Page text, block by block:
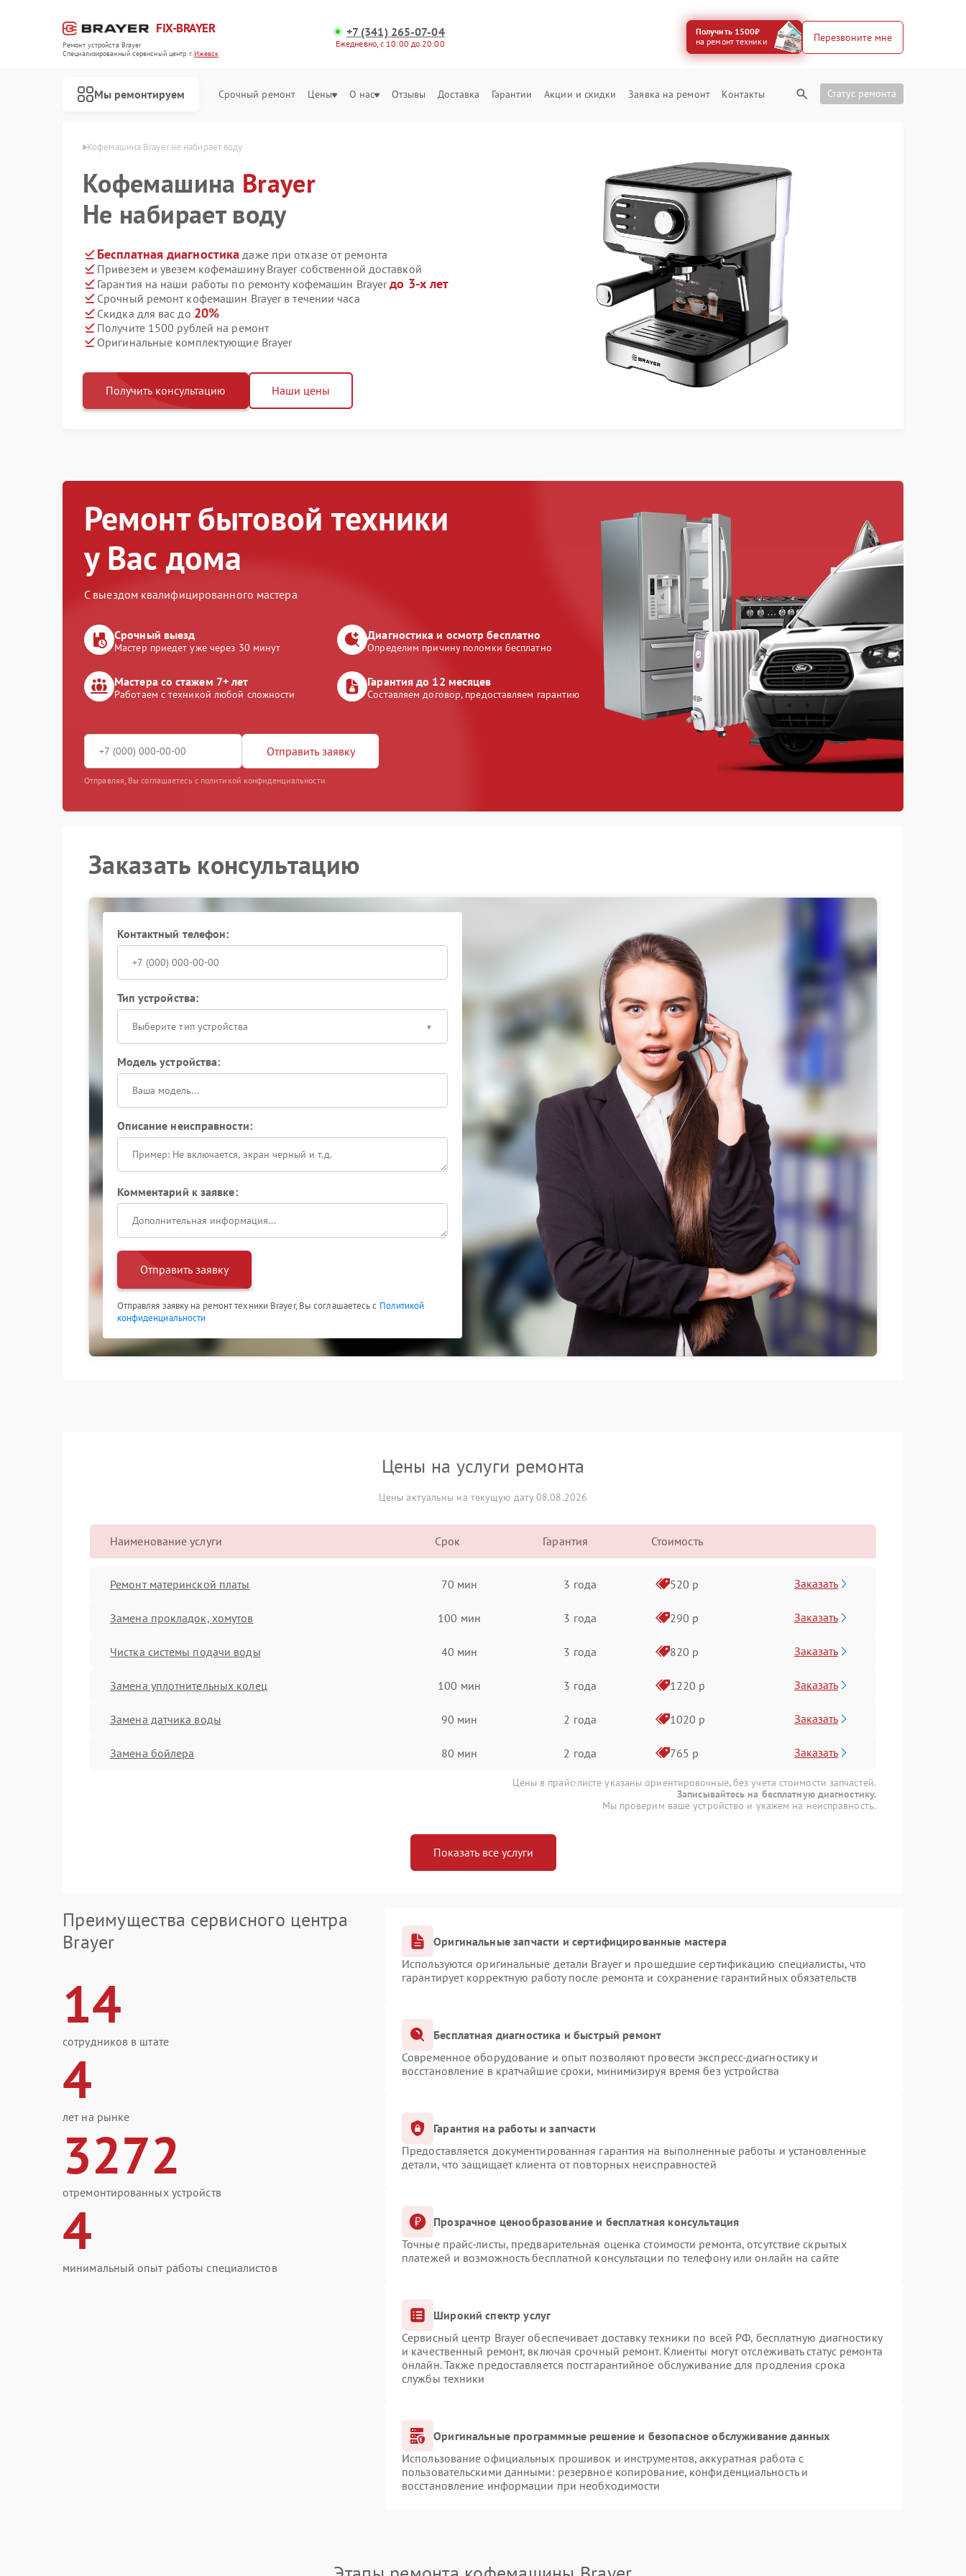
FIX-BRAYER
Ремонт устройств Brayer
Специализированный cервисный центр г.Ижевск
+7 (341) 265-07-04
Ежедневно, с 10:00 до 20:00
Получить 1500₽
на ремонт техники
Перезвоните мне
Мы ремонтируем Срочный ремонт Цены О нас Отзывы Доставка Гарантии Акции и скидки Заявка на ремонт Контакты Статус ремонта
Brayer в Ижевске Кофемашина Brayer не набирает воду
Кофемашина Brayer
Не набирает воду
Бесплатная диагностика даже при отказе от ремонта
Привезем и увезем кофемашину Brayer собственной доставкой
Гарантия на наши работы по ремонту кофемашин Brayerдо 3-х лет
Срочный ремонт кофемашин Brayer в течении часа
Скидка для вас до 20%
Получите 1500 рублей на ремонт
Оригинальные комплектующие Brayer
Получить консультацию Наши цены
Ремонт бытовой техники
у Вас дома
С выездом квалифицированного мастера
Срочный выезд
Мастер приедет уже через 30 минут
Диагностика и осмотр бесплатно
Определим причину поломки бесплатно
Мастера со стажем 7+ лет
Работаем с техникой любой сложности
Гарантия до 12 месяцев
Составляем договор, предоставляем гарантию
Отправить заявку
Отправляя, Вы соглашаетесь с политикой конфиденциальности
Заказать консультацию
Контактный телефон:
Тип устройства:
Выберите тип устройства
Модель устройства:
Описание неисправности:
Комментарий к заявке:
Отправить заявку
Отправляя заявку на ремонт техники Brayer, Вы соглашаетесь с Политикой
конфиденциальности
Цены на услуги ремонта
Цены актуальны на текущую дату 08.08.2026
Наименование услуги Срок Гарантия Стоимость
Ремонт материнской платы 70 мин 3 года 520 р Заказать
Замена прокладок, хомутов 100 мин 3 года 290 р Заказать
Чистка системы подачи воды 40 мин 3 года 820 р Заказать
Замена уплотнительных колец 100 мин 3 года 1220 р Заказать
Замена датчика воды 90 мин 2 года 1020 р Заказать
Замена бойлера 80 мин 2 года 765 р Заказать
Цены в прайс-листе указаны ориентировочные, без учета стоимости запчастей.
Записывайтесь на бесплатную диагностику.
Мы проверим ваше устройство и укажем на неисправность.
Показать все услуги
Преимущества сервисного центра
Brayer
14
сотрудников в штате
4
лет на рынке
3272
отремонтированных устройств
4
минимальный опыт работы специалистов
Оригинальные запчасти и сертифицированные мастера
Используются оригинальные детали Brayer и прошедшие сертификацию специалисты, что
гарантирует корректную работу после ремонта и сохранение гарантийных обязательств
Бесплатная диагностика и быстрый ремонт
Современное оборудование и опыт позволяют провести экспресс-диагностику и
восстановление в кратчайшие сроки, минимизируя время без устройства
Гарантия на работы и запчасти
Предоставляется документированная гарантия на выполненные работы и установленные
детали, что защищает клиента от повторных неисправностей
Прозрачное ценообразование и бесплатная консультация
Точные прайс-листы, предварительная оценка стоимости ремонта, отсутствие скрытых
платежей и возможность бесплатной консультации по телефону или онлайн на сайте
Широкий спектр услуг
Сервисный центр Brayer обеспечивает доставку техники по всей РФ, бесплатную диагностику
и качественный ремонт, включая срочный ремонт. Клиенты могут отслеживать статус ремонта
онлайн. Также предоставляется постгарантийное обслуживание для продления срока
службы техники
Оригинальные программные решение и безопасное обслуживание данных
Использование официальных прошивок и инструментов, аккуратная работа с
пользовательскими данными: резервное копирование, конфиденциальность и
восстановление информации при необходимости